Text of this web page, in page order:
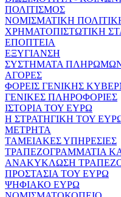
ΠΟΛΙΤΙΣΜΟΣ
ΝΟΜΙΣΜΑΤΙΚΗ
ΧΡΗΜΑΤΟΠΙΣΤΩΤΙΚΗ
ΕΠΟΠΤΕΙΑ
ΕΞΥΓΙΑΝΣΗ
ΣΥΣΤΗΜΑΤΑ
ΑΓΟΡΕΣ
ΦΟΡΕΙΣ ΓΕΝΙΚΗΣ
ΓΕΝΙΚΕΣ ΠΛΗΡΟΦΟΡΙΕΣ
ΙΣΤΟΡΙΑ ΤΟΥ ΕΥΡΩ
Η ΣΤΡΑΤΗΓΙΚΗ ΤΟΥ
ΜΕΤΡΗΤΑ
ΤΑΜΕΙΑΚΕΣ ΥΠΗΡΕΣΙΕΣ
ΤΡΑΠΕΖΟΓΡΑΜΜΑΤΙΑ
ΑΝΑΚΥΚΛΩΣΗ
ΠΡΟΣΤΑΣΙΑ ΤΟΥ ΕΥΡΩ
ΨΗΦΙΑΚΟ ΕΥΡΩ